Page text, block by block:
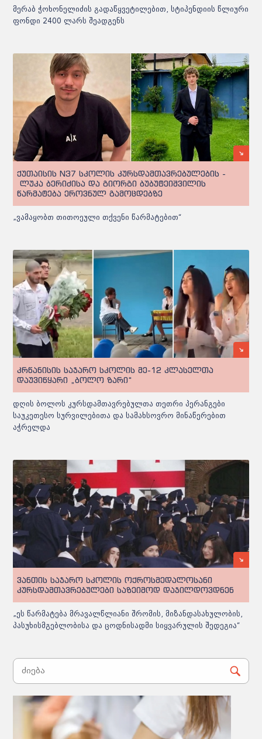
მერაბ ჭოხონელიძის გადაწყვეტილებით, სტიპენდიის წლიური
ფონდი 2400 ლარს შეადგენს
ქუთაისის N37 სკოლის კურსდამთავრებულების -
ლუკა ბერიძისა და გიორგი ბუბუტეიშვილის
წარმატება ეროვნულ გამოცდებზე
„ვამაყობთ თითოეული თქვენი წარმატებით“
კრწანისის საჯარო სკოლის მე-12 კლასელთა
დაუვიწყარი „ბოლო ზარი“
დღის ბოლოს კურსდამთავრებულთა თეთრი პერანგები
საუკეთესო სურვილებითა და სამახსოვრო მინაწერებით
აჭრელდა
ვანთის საჯარო სკოლის ოქროსმედალოსანი
კურსდამთავრებულები საზეიმოდ დაჯილდოვდნენ
„ეს წარმატება მრავალწლიანი შრომის, მიზანდასახულობის,
პასუხისმგებლობისა და ცოდნისადმი სიყვარულის შედეგია“